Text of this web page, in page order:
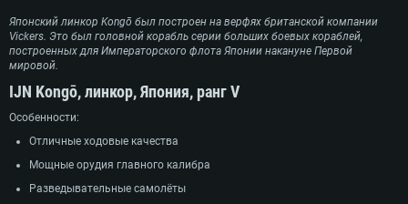
Японский линкор Kongō был построен на верфях британской компании
Vickers. Это был головной корабль серии больших боевых кораблей,
построенных для Императорского флота Японии накануне Первой
мировой.
IJN Kongō, линкор, Япония, ранг V
Особенности:
Отличные ходовые качества
Мощные орудия главного калибра
Разведывательные самолёты